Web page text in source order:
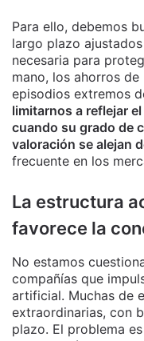
Para ello, debemos
largo plazo
necesaria para
mano, los ahorros
episodios extremos
limitarnos a reflejar
cuando su grado de
valoración se alejan
frecuente en los
La estructura
favorece la
No estamos
compañías que
artificial. Muchas de
extraordinarias, con
plazo. El problema